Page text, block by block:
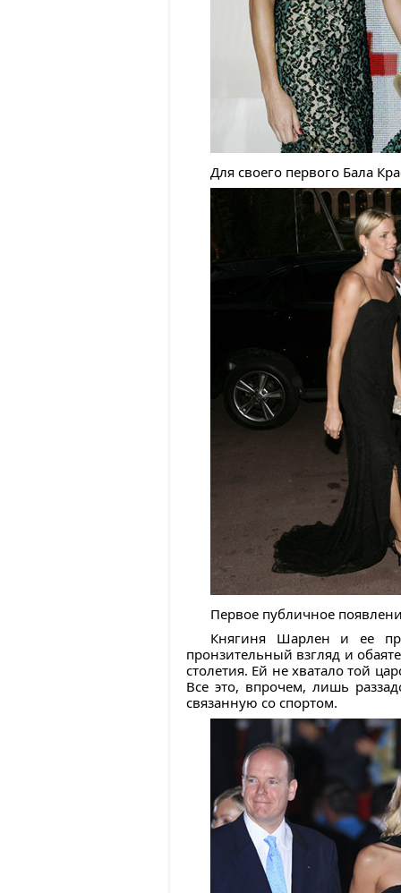
Для своего первого Бала
Первое публичное
Княгиня Шарлен и ее
пронзительный взгляд и
столетия. Ей не хватало той
Все это, впрочем, лишь
связанную со спортом.